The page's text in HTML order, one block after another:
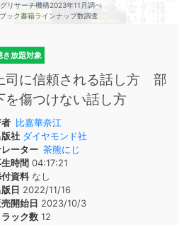
リサーチ機構2023年11月調べ
ック書籍ラインナップ数調査
き放題対象
司に信頼される話し方 部
を傷つけない話し方
比嘉華奈江
社 ダイヤモンド社
ーター 茶熊にじ
時間 04:17:21
資料なし
日 2022/11/16
開始日 2023/10/3
ラック数 12